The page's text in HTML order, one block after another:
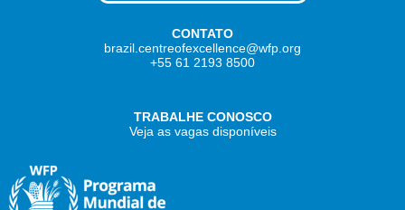
CONTATO
brazil.centreofexcellence@wfp.org
+55 61 2193 8500
TRABALHE CONOSCO
Veja as vagas disponíveis